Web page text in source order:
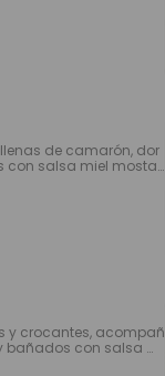
de camarón, dor
salsa miel mostaz
y crocantes, acompañ
con salsa m